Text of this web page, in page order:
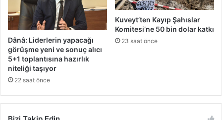
’
i
n
d
e
v
Dânâ: Liderlerin yapacağı
görüşme yeni ve sonuç alıcı
5+1 toplantısına hazırlık
niteliği taşıyor
22 saat önce
Kuveyt’ten Kayıp Şahıslar
Komitesi’ne 50 bin dolar katkı
23 saat önce